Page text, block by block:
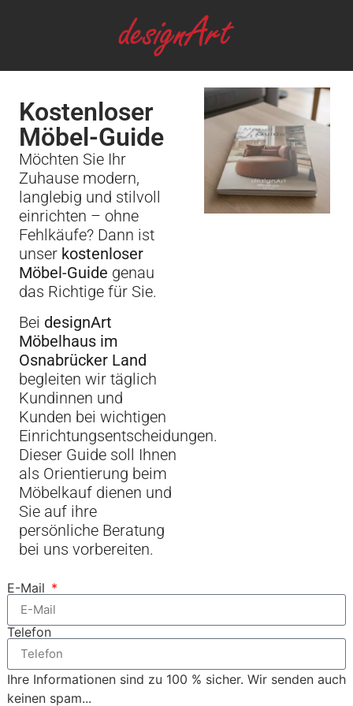
Kostenloser
Möbel-Guide
Möchten Sie Ihr
Zuhause modern,
langlebig und stilvoll
einrichten – ohne
Fehlkäufe? Dann ist
unser kostenloser
Möbel-Guide genau
das Richtige für Sie.
Bei designArt
Möbelhaus im
Osnabrücker Land
begleiten wir täglich
Kundinnen und
Kunden bei wichtigen
Einrichtungsentscheidungen.
Dieser Guide soll Ihnen
als Orientierung beim
Möbelkauf dienen und
Sie auf ihre
persönliche Beratung
bei uns vorbereiten.
E-Mail
Telefon
Ihre Informationen sind zu 100 % sicher. Wir senden auch
keinen spam...